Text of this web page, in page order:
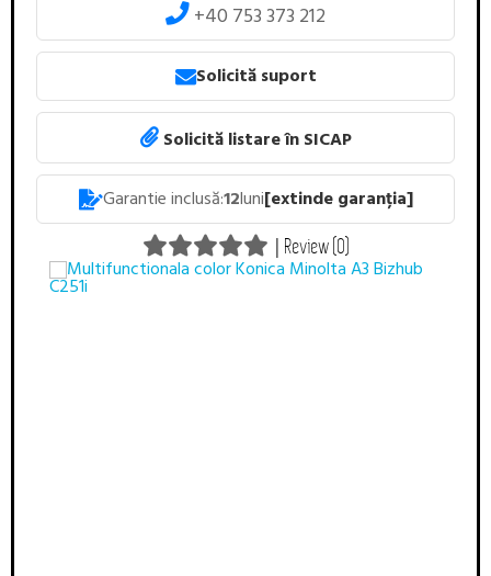
+40 753 373 212
Solicită suport
Solicită listare în SICAP
Garantie inclusă:12luni[extinde garanția]
| Review (0)